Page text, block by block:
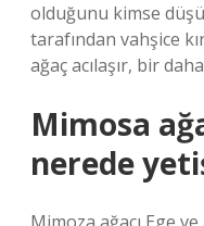
olduğunu kimse
tarafından vahşice
ağaç acılaşır, bir
Mimosa
nerede